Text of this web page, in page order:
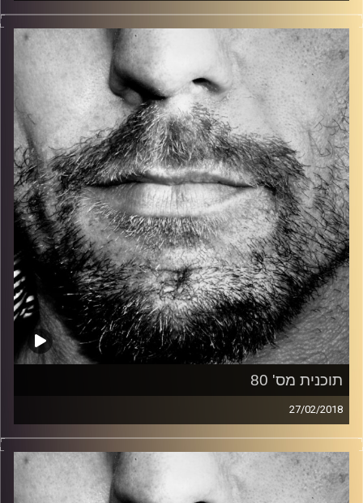
זיפים, מוזיקה מחוספסת של הופעות חיות. הרבה ג'אם, רוק,
בלוז, bluegrass, ג'אז, Fאנק, פרוגרסיב ואפילו אלקטרוניקה.
כל מה שחי, אמיתי ונושם.
עם שמוליק רגב.
קרדיט תמונות: David Goehring
תוכנית מס' 80
27/02/2018
זיפים, מוזיקה מחוספסת של הופעות חיות. הרבה ג'אם, רוק,
בלוז, bluegrass, ג'אז, Fאנק, פרוגרסיב ואפילו אלקטרוניקה.
כל מה שחי, אמיתי ונושם.
עם שמוליק רגב.